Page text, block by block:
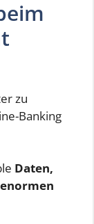
zu
Banking
Daten,